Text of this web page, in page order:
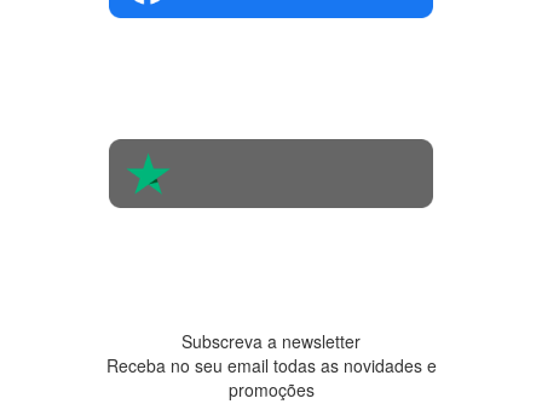
Subscreva a newsletter
Receba no seu email todas as novidades e
promoções